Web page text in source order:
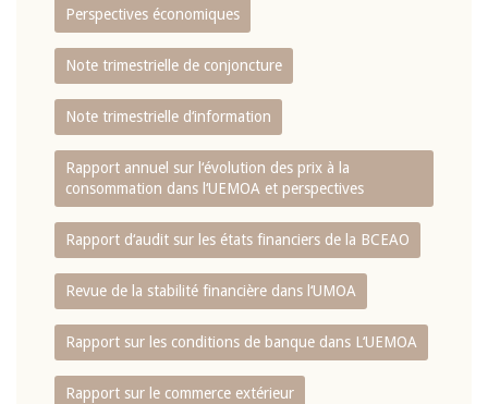
Perspectives économiques
Note trimestrielle de conjoncture
Note trimestrielle d‘information
Rapport annuel sur l‘évolution des prix à la
consommation dans l‘UEMOA et perspectives
Rapport d‘audit sur les états financiers de la BCEAO
Revue de la stabilité financière dans l‘UMOA
Rapport sur les conditions de banque dans L‘UEMOA
Rapport sur le commerce extérieur